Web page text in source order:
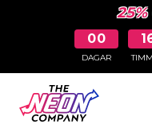
25%
00
DAGAR
SIDAN